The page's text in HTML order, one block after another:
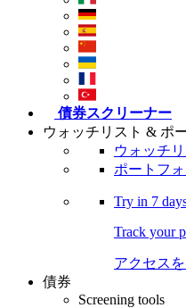
債券スクリーナー
ウォッチリスト & ポ
ウォッチリ
ポートフ
Try in 7
Track your
アクセス
債券
Screening tools